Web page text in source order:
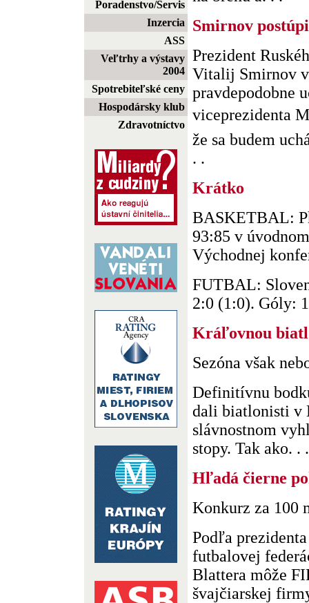
Poradenstvo/Servis
Inzercia
ASS
Veľtrhy a výstavy
2004
Spotrebiteľské ceny
Hospodársky klub
Zdravotníctvo
Smirnov postúpi
Prezident
Vitalij Smirnov
pravdepodobne
viceprezidenta
že sa budem
. .
Krátko
BASKETBAL:
93:85 v
Východnej
FUTBAL:
2:0 (1:0). Góly:
Kráľovnou
Sezóna však
Definitívnu
dali biatlonisti v
slávnostnom
stopy. Tak ako. . .
Hľadá čierne
Konkurz za 100
Podľa
futbalovej
Blattera môže
švajčiarskej